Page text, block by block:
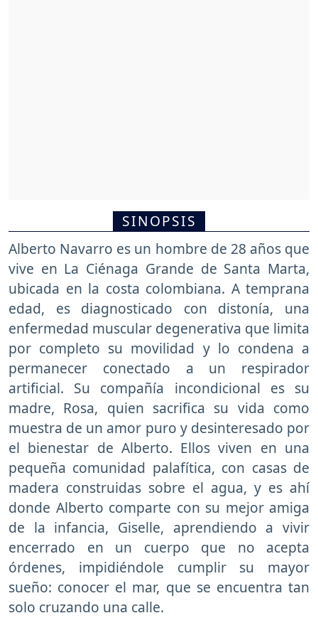
SINOPSIS
Alberto Navarro es un hombre de 28 años que
vive en La Ciénaga Grande de Santa Marta,
ubicada en la costa colombiana. A temprana
edad, es diagnosticado con distonía, una
enfermedad muscular degenerativa que limita
por completo su movilidad y lo condena a
permanecer conectado a un respirador
artificial. Su compañía incondicional es su
madre, Rosa, quien sacrifica su vida como
muestra de un amor puro y desinteresado por
el bienestar de Alberto. Ellos viven en una
pequeña comunidad palafítica, con casas de
madera construidas sobre el agua, y es ahí
donde Alberto comparte con su mejor amiga
de la infancia, Giselle, aprendiendo a vivir
encerrado en un cuerpo que no acepta
órdenes, impidiéndole cumplir su mayor
sueño: conocer el mar, que se encuentra tan
solo cruzando una calle.